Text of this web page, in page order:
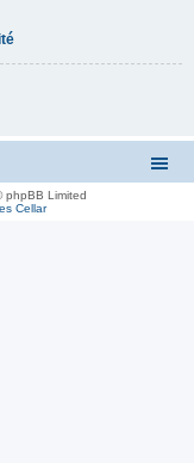
phpBB Limited
Cellar